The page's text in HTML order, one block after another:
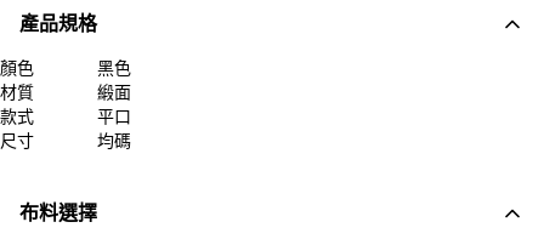
產品規格
顏色
黑色
材質
緞面
款式
平口
尺寸
均碼
布料選擇